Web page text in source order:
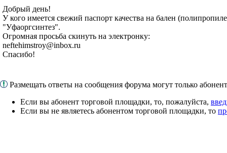
Добрый день!
У кого имеется свежий паспорт качества на бален
"Уфаоргсинтез".
Огромная просьба скинуть на электронку:
neftehimstroy@inbox.ru
Спасибо!
Размещать ответы на сообщения форума могут только
Если вы абонент торговой площадки, то, пожалуйста,
Если вы не являетесь абонентом торговой площадки, то